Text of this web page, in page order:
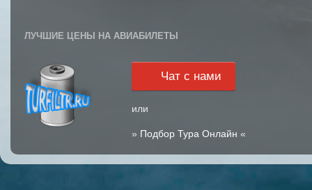
ЛУЧШИЕ ЦЕНЫ НА АВИАБИЛЕТЫ
Чат с нами
или
» Подбор Тура Онлайн «